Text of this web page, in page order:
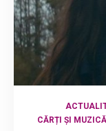
CĂRȚI ȘI MUZICĂ